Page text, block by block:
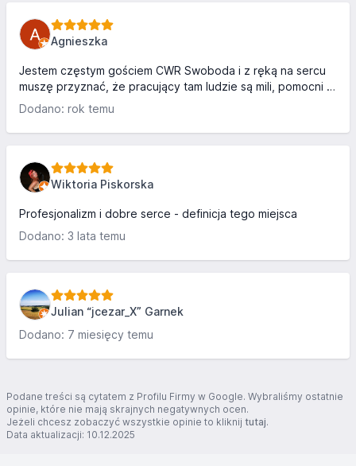
Agnieszka
Jestem częstym gościem CWR Swoboda i z ręką na sercu
muszę przyznać, że pracujący tam ludzie są mili, pomocni i
serdeczni.
Dodano: rok temu
Wiktoria Piskorska
Profesjonalizm i dobre serce - definicja tego miejsca
Dodano: 3 lata temu
Julian “jcezar_X” Garnek
Dodano: 7 miesięcy temu
Podane treści są cytatem z Profilu Firmy w Google. Wybraliśmy ostatnie
opinie, które nie mają skrajnych negatywnych ocen.
Jeżeli chcesz zobaczyć wszystkie opinie to kliknij tutaj.
Data aktualizacji: 10.12.2025